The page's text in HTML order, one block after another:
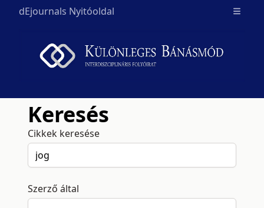
dEjournals Nyitóoldal Open
Keresés
Cikkek keresése
Szerző által